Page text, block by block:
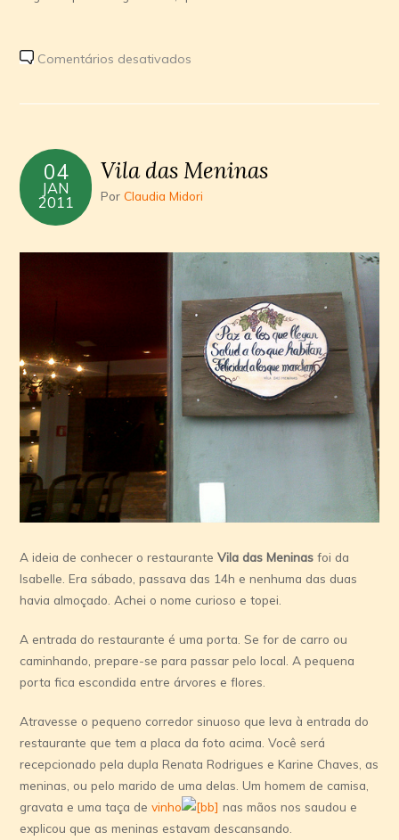
Comentários desativados
Bolachas
04
JAN
2011
Vila das Meninas
PorClaudia Midori
A ideia de conhecer o restauranteVila das Meninas foi da
Isabelle. Era sábado, passava das 14h e nenhuma das duas
havia almoçado. Achei o nome curioso e topei.
A entrada do restaurante é uma porta. Se for de carro ou
caminhando, prepare-se para passar pelo local. A pequena
porta fica escondida entre árvores e flores.
Atravesse o pequeno corredor sinuoso que leva à entrada do
restaurante que tem a placa da foto acima. Você será
recepcionado pela dupla Renata Rodrigues e Karine Chaves, as
meninas, ou pelo marido de uma delas. Um homem de camisa,
gravata e uma taça devinho
nas mãos nos saudou e
explicou que as meninas estavam descansando.